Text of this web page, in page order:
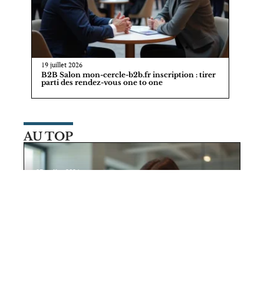
19 juillet 2026
B2B Salon mon-cercle-b2b.fr inscription : tirer
parti des rendez-vous one to one
AU TOP
23 juillet 2026